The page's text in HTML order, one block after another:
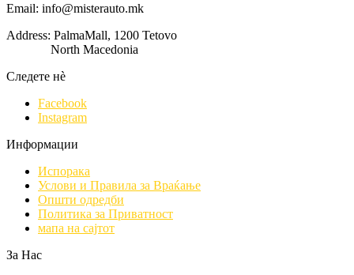
Email: info@misterauto.mk
Address: PalmaMall, 1200 Tetovo
North Macedonia
Следете нè
Facebook
Instagram
Информации
Испорака
Услови и Правила за Враќање
Општи одредби
Политика за Приватност
мапа на сајтот
За Нас